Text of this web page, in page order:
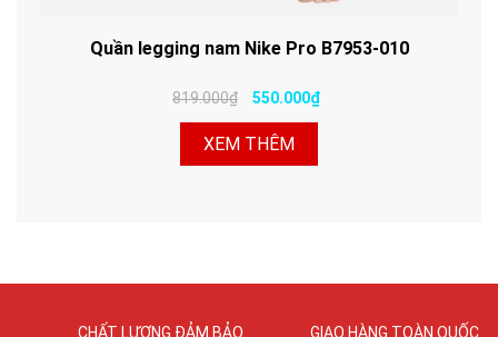
Quần legging nam Nike Pro B7953-010
819.000₫ 550.000₫
XEM THÊM
CHẤT LƯỢNG ĐẢM BẢO GIAO HÀNG TOÀN QUỐC